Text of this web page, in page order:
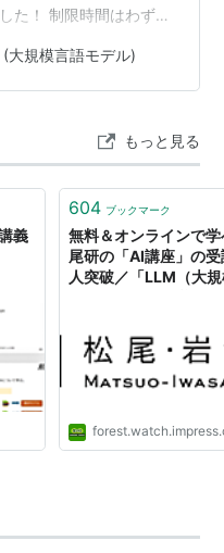
た！ 制限時間はわずか
。 その中で、彼らが参
ジェントを使った並行
でお届けします。 川上
大規模言語モデル)
もっと見る
義
604 ブックマーク
無料＆オンラインで
尾研の「AI講座」の
人突破／「LLM（大